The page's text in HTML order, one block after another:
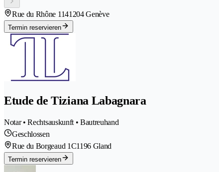
Rue du Rhône 1141204 Genève
Termin reservieren
Etude de Tiziana Labagnara
Notar • Rechtsauskunft • Bautreuhand
Geschlossen
Rue du Borgeaud 1C1196 Gland
Termin reservieren